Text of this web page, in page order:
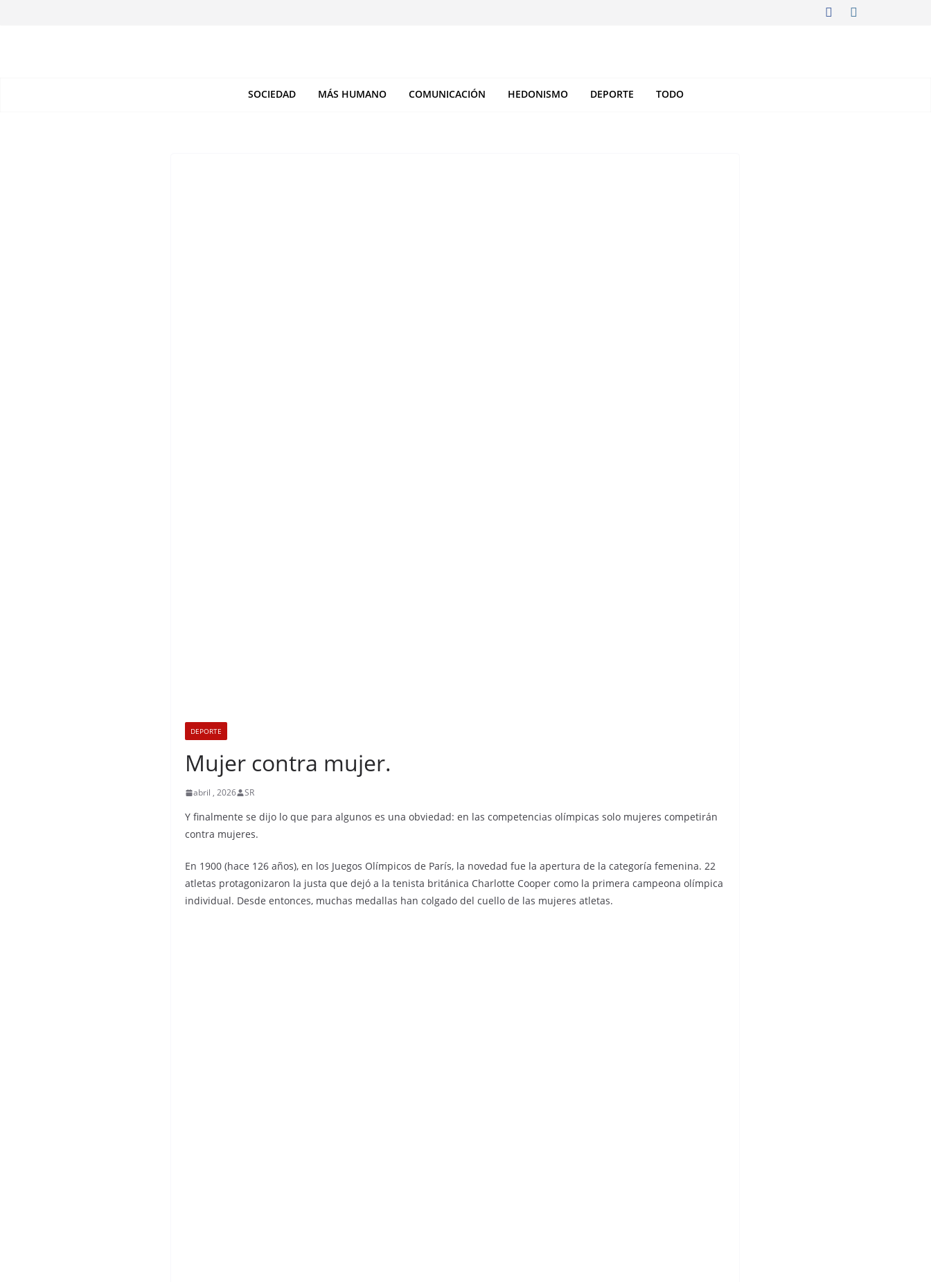
SOCIEDAD MÁS HUMANO COMUNICACIÓN HEDONISMO DEPORTE TODO
DEPORTE
Mujer contra mujer.
abril , 2026 SR
Y finalmente se dijo lo que para algunos es una obviedad: en las competencias olímpicas solo mujeres competirán
contra mujeres.
En 1900 (hace 126 años), en los Juegos Olímpicos de París, la novedad fue la apertura de la categoría femenina. 22
atletas protagonizaron la justa que dejó a la tenista británica Charlotte Cooper como la primera campeona olímpica
individual. Desde entonces, muchas medallas han colgado del cuello de las mujeres atletas.